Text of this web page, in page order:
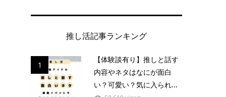
推し活記事ランキング
1
【体験談有り】推しと話す
内容やネタはなにが面白
い？可愛い？気に入られ...